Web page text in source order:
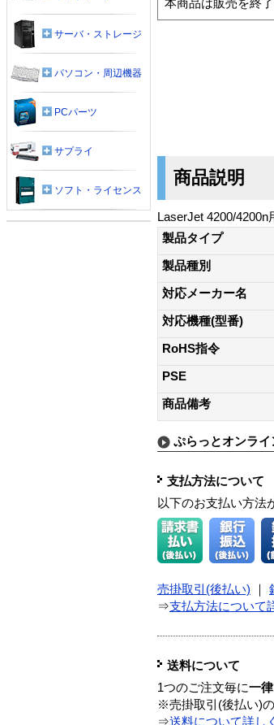
商品説明
LaserJet 4200/
製品タイプ
製品種別
対応メーカー名
対応機種(型番)
RoHS指令
PSE
商品備考
ぷらっとオンラ
支払方法について
以下のお支払い方法
売掛取引(後払い)
⇒支払方法について
送料について
1つのご注文毎に一
※売掛取引(後払い)
⇒送料について詳し
サーバ・ストレージ
パソコン・周辺機器
PCパーツ
サプライ
ソフト・ライセンス